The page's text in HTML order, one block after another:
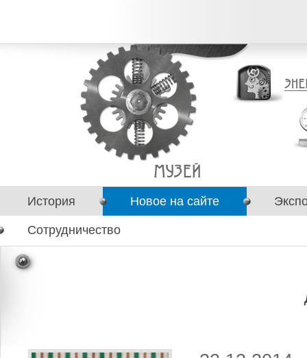
История Новое на сайте
Сотрудничество